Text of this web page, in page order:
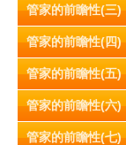
管家的前瞻性(三)
管家的前瞻性(四)
管家的前瞻性(五)
管家的前瞻性(六)
管家的前瞻性(七)